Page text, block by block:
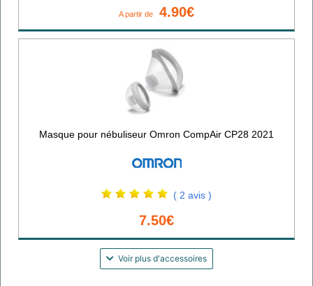
A partir de 4.90€
Masque pour nébuliseur Omron CompAir CP28 2021
( 2 avis )
7.50€
Voir plus d'accessoires